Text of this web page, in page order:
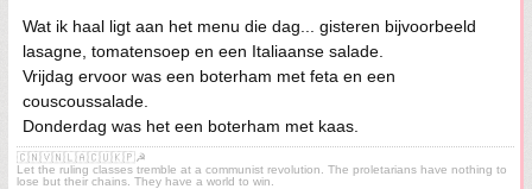
Wat ik haal ligt aan het menu die dag... gisteren bijvoorbeeld
lasagne, tomatensoep en een Italiaanse salade.
Vrijdag ervoor was een boterham met feta en een
couscoussalade.
Donderdag was het een boterham met kaas.
🇨🇳🇻🇳🇱🇦🇨🇺🇰🇵☭
Let the ruling classes tremble at a communist revolution. The proletarians have nothing to
lose but their chains. They have a world to win.